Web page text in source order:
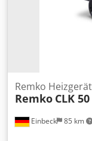
Einbeck 85 km
Remko
Remko CLK 50